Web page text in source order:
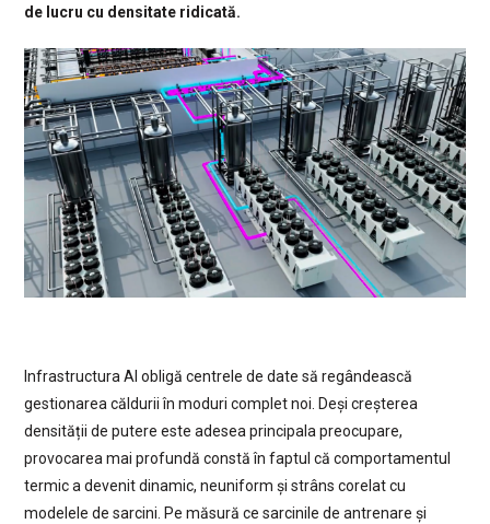
de lucru cu densitate ridicată.
Infrastructura AI obligă centrele de date să regândească
gestionarea căldurii în moduri complet noi. Deși creșterea
densității de putere este adesea principala preocupare,
provocarea mai profundă constă în faptul că comportamentul
termic a devenit dinamic, neuniform și strâns corelat cu
modelele de sarcini. Pe măsură ce sarcinile de antrenare și